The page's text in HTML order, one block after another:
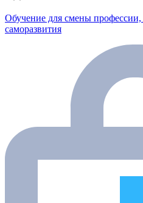
Обучение для смены профессии,
саморазвития